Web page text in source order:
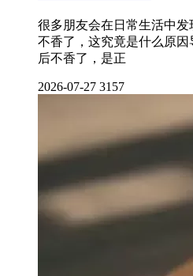
很多朋友会在日常生活中
不香了，这究竟是什么原因
后不香了，是正
2026-07-27 3157